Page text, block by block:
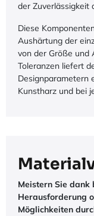
der Zuverlässigkeit
Diese
Aushärtung der
von der Größe und
Toleranzen liefert
Designparametern
Kunstharz und bei
Meistern Sie
Herausforderung
Möglichkeiten